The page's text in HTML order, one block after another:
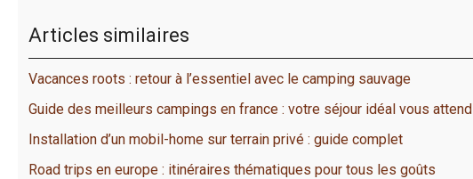
Articles similaires
Vacances roots : retour à l’essentiel avec le camping sauvage
Guide des meilleurs campings en france : votre séjour idéal vous attend
Installation d’un mobil-home sur terrain privé : guide complet
Road trips en europe : itinéraires thématiques pour tous les goûts